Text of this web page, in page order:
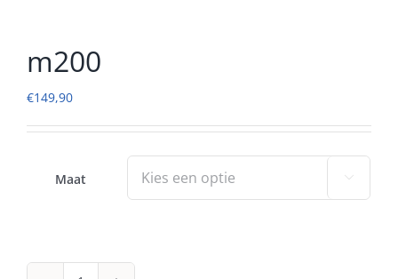
m200
€149,90
Maat 